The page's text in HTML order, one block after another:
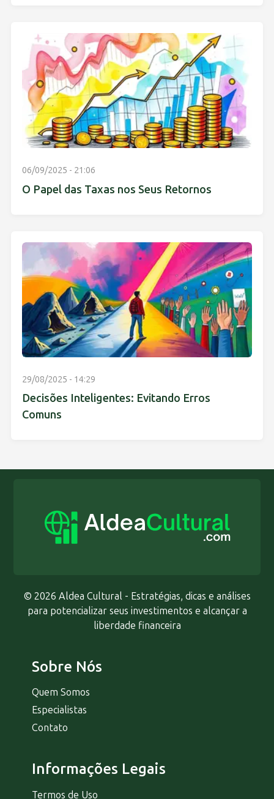
06/09/2025 - 21:06
O Papel das Taxas nos Seus Retornos
29/08/2025 - 14:29
Decisões Inteligentes: Evitando Erros
Comuns
© 2026 Aldea Cultural - Estratégias, dicas e análises
para potencializar seus investimentos e alcançar a
liberdade financeira
Sobre Nós
Quem Somos
Especialistas
Contato
Informações Legais
Termos de Uso